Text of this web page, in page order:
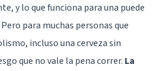
y lo que funciona para una puede
para muchas personas que
incluso una cerveza sin
que no vale la pena correr. La